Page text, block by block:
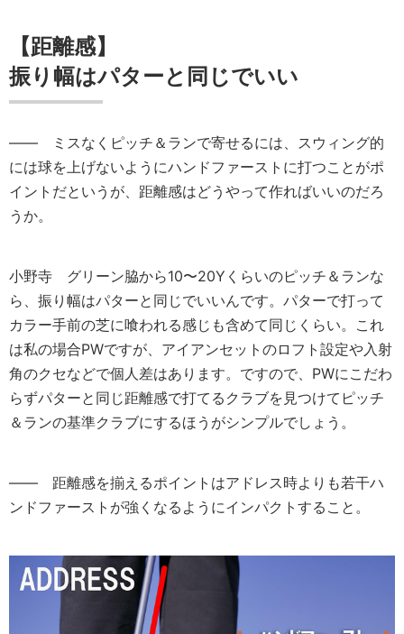
【距離感】
振り幅はパターと同じでいい
―― ミスなくピッチ＆ランで寄せるには、スウィング的
には球を上げないようにハンドファーストに打つことがポ
イントだというが、距離感はどうやって作ればいいのだろ
うか。
小野寺 グリーン脇から10〜20Yくらいのピッチ＆ランな
ら、振り幅はパターと同じでいいんです。パターで打って
カラー手前の芝に喰われる感じも含めて同じくらい。これ
は私の場合PWですが、アイアンセットのロフト設定や入射
角のクセなどで個人差はあります。ですので、PWにこだわ
らずパターと同じ距離感で打てるクラブを見つけてピッチ
＆ランの基準クラブにするほうがシンプルでしょう。
―― 距離感を揃えるポイントはアドレス時よりも若干ハ
ンドファーストが強くなるようにインパクトすること。